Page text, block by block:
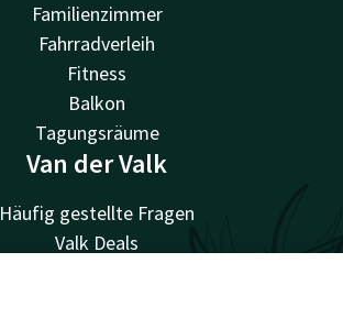
Familienzimmer
Fahrradverleih
Fitness
Balkon
Tagungsräume
Van der Valk
Häufig gestellte Fragen
Valk Deals